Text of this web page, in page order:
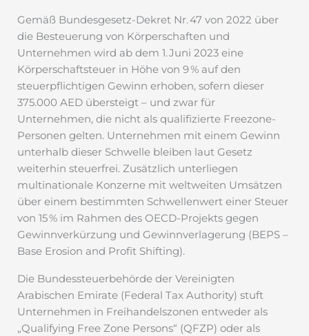
Gemäß Bundesgesetz-Dekret Nr. 47 von 2022 über
die Besteuerung von Körperschaften und
Unternehmen wird ab dem 1. Juni 2023 eine
Körperschaftsteuer in Höhe von 9 % auf den
steuerpflichtigen Gewinn erhoben, sofern dieser
375.000 AED übersteigt – und zwar für
Unternehmen, die nicht als qualifizierte Freezone-
Personen gelten. Unternehmen mit einem Gewinn
unterhalb dieser Schwelle bleiben laut Gesetz
weiterhin steuerfrei. Zusätzlich unterliegen
multinationale Konzerne mit weltweiten Umsätzen
über einem bestimmten Schwellenwert einer Steuer
von 15 % im Rahmen des OECD-Projekts gegen
Gewinnverkürzung und Gewinnverlagerung (BEPS –
Base Erosion and Profit Shifting).
Die Bundessteuerbehörde der Vereinigten
Arabischen Emirate (Federal Tax Authority) stuft
Unternehmen in Freihandelszonen entweder als
„Qualifying Free Zone Persons“ (QFZP) oder als